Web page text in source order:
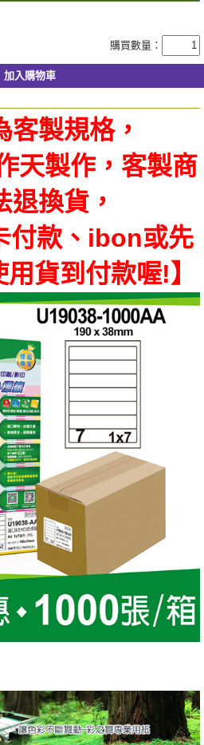
購買數量：
客製規格，
天製作，客製商
退換貨，
付款、ibon或先
貨到付款喔!】